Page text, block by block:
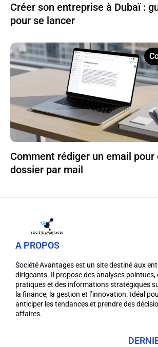
Créer son entreprise à Dubaï :
pour se lancer
Comment rédiger un email pour
dossier par mail
A PROPOS
Société Avantages est un site destiné aux
dirigeants. Il propose des analyses pointues,
pratiques et des informations stratégiques
la finance, la gestion et l’innovation. Idéal
anticiper les tendances et prendre des
affaires.